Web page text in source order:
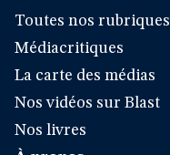
Toutes nos rubriques
Médiacritiques
La carte des médias
Nos vidéos sur Blast
Nos livres